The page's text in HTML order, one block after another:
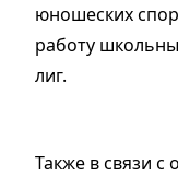
юношеских
работу
лиг.
Также в связи с